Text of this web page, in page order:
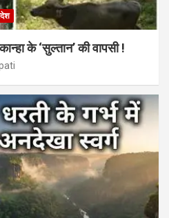
के ‘सुल्तान’ की वापसी !